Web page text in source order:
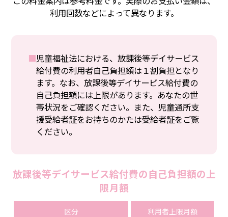
利用回数などによって異なります。
■児童福祉法における、放課後等デイサービス
給付費の利用者自己負担額は１割負担となり
ます。なお、放課後等デイサービス給付費の
自己負担額には上限があります。あなたの世
帯状況をご確認ください。また、児童通所支
援受給者証をお持ちのかたは受給者証をご覧
ください。
放課後等デイサービス給付費の自己負担額の上
限月額
区分 利用者上限月額